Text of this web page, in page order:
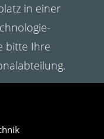
in einer
bitte Ihre